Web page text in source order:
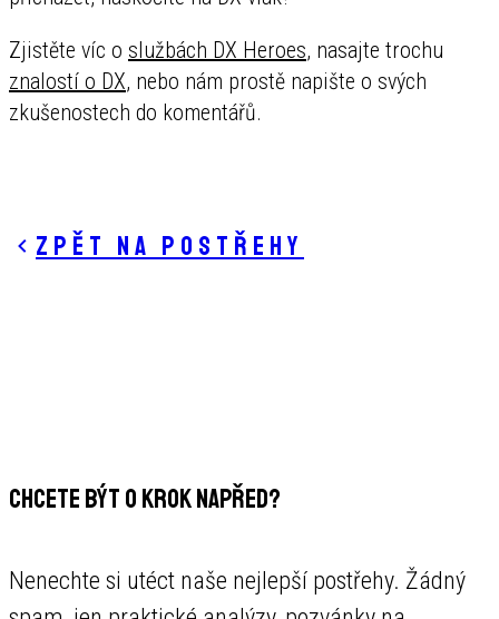
Zjistěte víc o službách DX Heroes, nasajte trochu
znalostí o DX, nebo nám prostě napište o svých
zkušenostech do komentářů.
Zpět na postřehy
CHCETE BÝT O KROK NAPŘED?
Nenechte si utéct naše nejlepší postřehy. Žádný